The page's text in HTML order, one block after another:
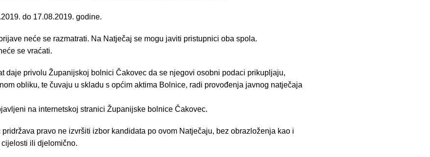
do 17.08.2019. godine.
neće se razmatrati. Na Natječaj se mogu javiti pristupnici oba spola.
se vraćati.
daje privolu Županijskoj bolnici Čakovec da se njegovi osobni podaci prikupljaju,
obliku, te čuvaju u skladu s općim aktima Bolnice, radi provođenja javnog natječaja
na internetskoj stranici Županijske bolnice Čakovec.
pravo ne izvršiti izbor kandidata po ovom Natječaju, bez obrazloženja kao i
ili djelomično.